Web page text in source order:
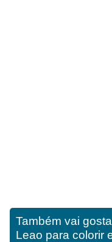
Também vai
Leao para colorir